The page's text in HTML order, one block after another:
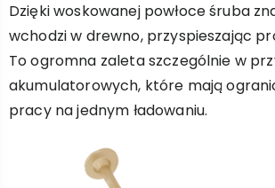
Dzięki woskowanej powłoce śruba
wchodzi w drewno, przyspieszając
To ogromna zaleta szczególnie w
akumulatorowych, które mają
pracy na jednym ładowaniu.